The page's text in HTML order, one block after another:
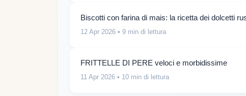
Biscotti con farina di mais: la ricetta dei dolcetti
12 Apr 2026 • 9 min di lettura
FRITTELLE DI PERE veloci e morbidissime
11 Apr 2026 • 10 min di lettura